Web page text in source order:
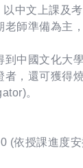
以中文上課及
老師準備為主
中國文化大學
者，還可獲得
。
(依授課進度